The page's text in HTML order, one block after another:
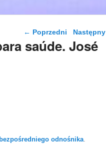
Nawigacja wpisu
← Poprzedni Następny
saúde. José
bezpośredniego odnośnika